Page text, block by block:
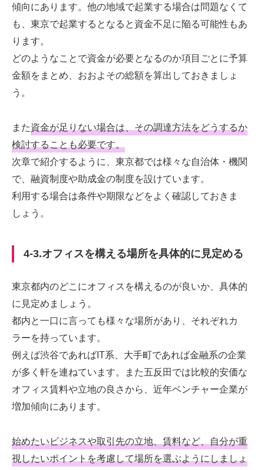
傾向にあります。他の地域で起業する場合は問題なくて
も、東京で起業するとなると資金不足に陥る可能性もあ
ります。
どのようなことで資金が必要となるのか項目ごとに予算
金額をまとめ、おおよその総額を算出しておきましょ
う。
また資金が足りない場合は、その調達方法をどうするか
検討することも必要です。
次章で紹介するように、東京都では様々な自治体・機関
で、融資制度や助成金の制度を設けています。
利用する場合は条件や期限などをよく確認しておきま
しょう。
4-3.オフィスを構える場所を具体的に見定める
東京都内のどこにオフィスを構えるのが良いか、具体的
に見定めましょう。
都内と一口に言っても様々な場所があり、それぞれカ
ラーを持っています。
例えば渋谷であればIT系、大手町であれば金融系の企業
が多く軒を連ねています。また五反田では比較的安価な
オフィス賃料や立地の良さから、近年ベンチャー企業が
増加傾向にあります。
始めたいビジネスや取引先の立地、賃料など、自分が重
視したいポイントを考慮して場所を選ぶようにしましょ